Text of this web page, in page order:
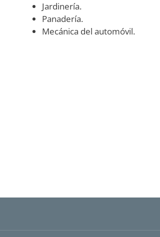
Jardinería.
Panadería.
Mecánica del automóvil.